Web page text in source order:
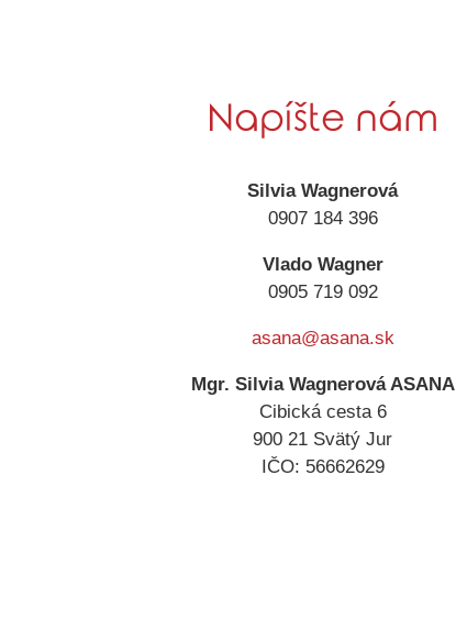
Napíšte nám
Silvia Wagnerová
0907 184 396
Vlado Wagner
0905 719 092
asana@asana.sk
Mgr. Silvia Wagnerová ASANA
Cibická cesta 6
900 21 Svätý Jur
IČO: 56662629